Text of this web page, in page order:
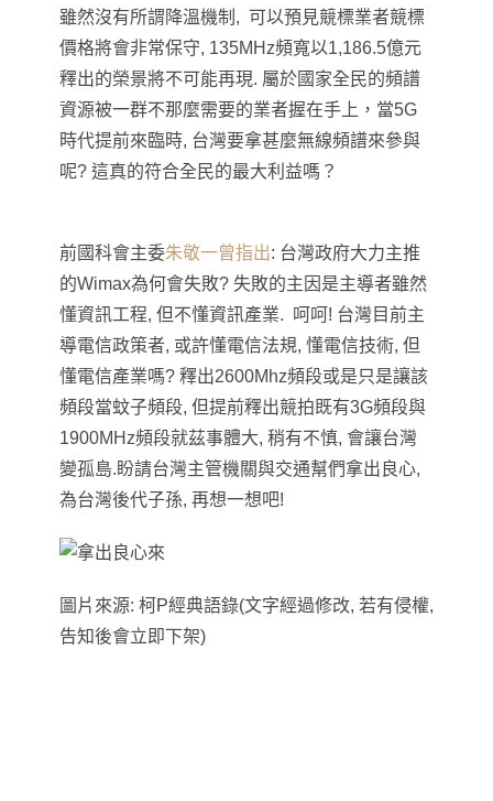
雖然沒有所謂 降溫機制, 可以預見競標業者競標
價格將會非常保守, 135MHz頻寬以1,186.5億元
釋出的榮景將不可能再現. 屬於國家全民的頻譜
資源被一群不那麼需要的業者握在手上，當5G
時代提前來臨時, 台灣要拿甚麼無線頻譜來參與
呢? 這真的符合全民的最大利益嗎？
前國科會主委朱敬一曾指出: 台灣政府大力主推
的Wimax為何會失敗? 失敗的主因是主導者雖然
懂資訊工程, 但不懂資訊產業. 呵呵! 台灣目前主
導電信政策者, 或許懂電信法規, 懂電信技術, 但
懂電信產業嗎? 釋出2600Mhz頻段或是只是讓該
頻段當蚊子頻段, 但提前釋出競拍既有3G頻段與
1900MHz頻段就茲事體大, 稍有不慎, 會讓台灣
變孤島.盼請台灣主管機關與交通幫們拿出良心,
為台灣後代子孫, 再想一想吧!
圖片來源: 柯P經典語錄(文字經過修改, 若有侵權,
告知後會立即下架)